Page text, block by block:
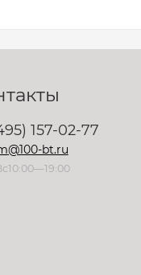
157-02-77
bt.ru